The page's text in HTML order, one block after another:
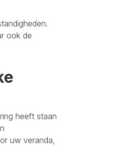
ook de
heeft staan
uw veranda,